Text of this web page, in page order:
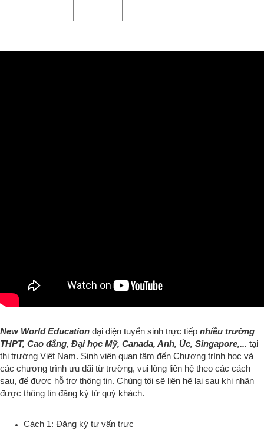
New World Education đại diện tuyển sinh trực tiếp nhiều trường
THPT, Cao đẳng, Đại học Mỹ, Canada, Anh, Úc, Singapore,... tại
thị trường Việt Nam. Sinh viên quan tâm đến Chương trình học và
các chương trình ưu đãi từ trường, vui lòng liên hệ theo các cách
sau, để được hỗ trợ thông tin. Chúng tôi sẽ liên hệ lại sau khi nhận
được thông tin đăng ký từ quý khách.
Cách 1: Đăng ký tư vấn trực